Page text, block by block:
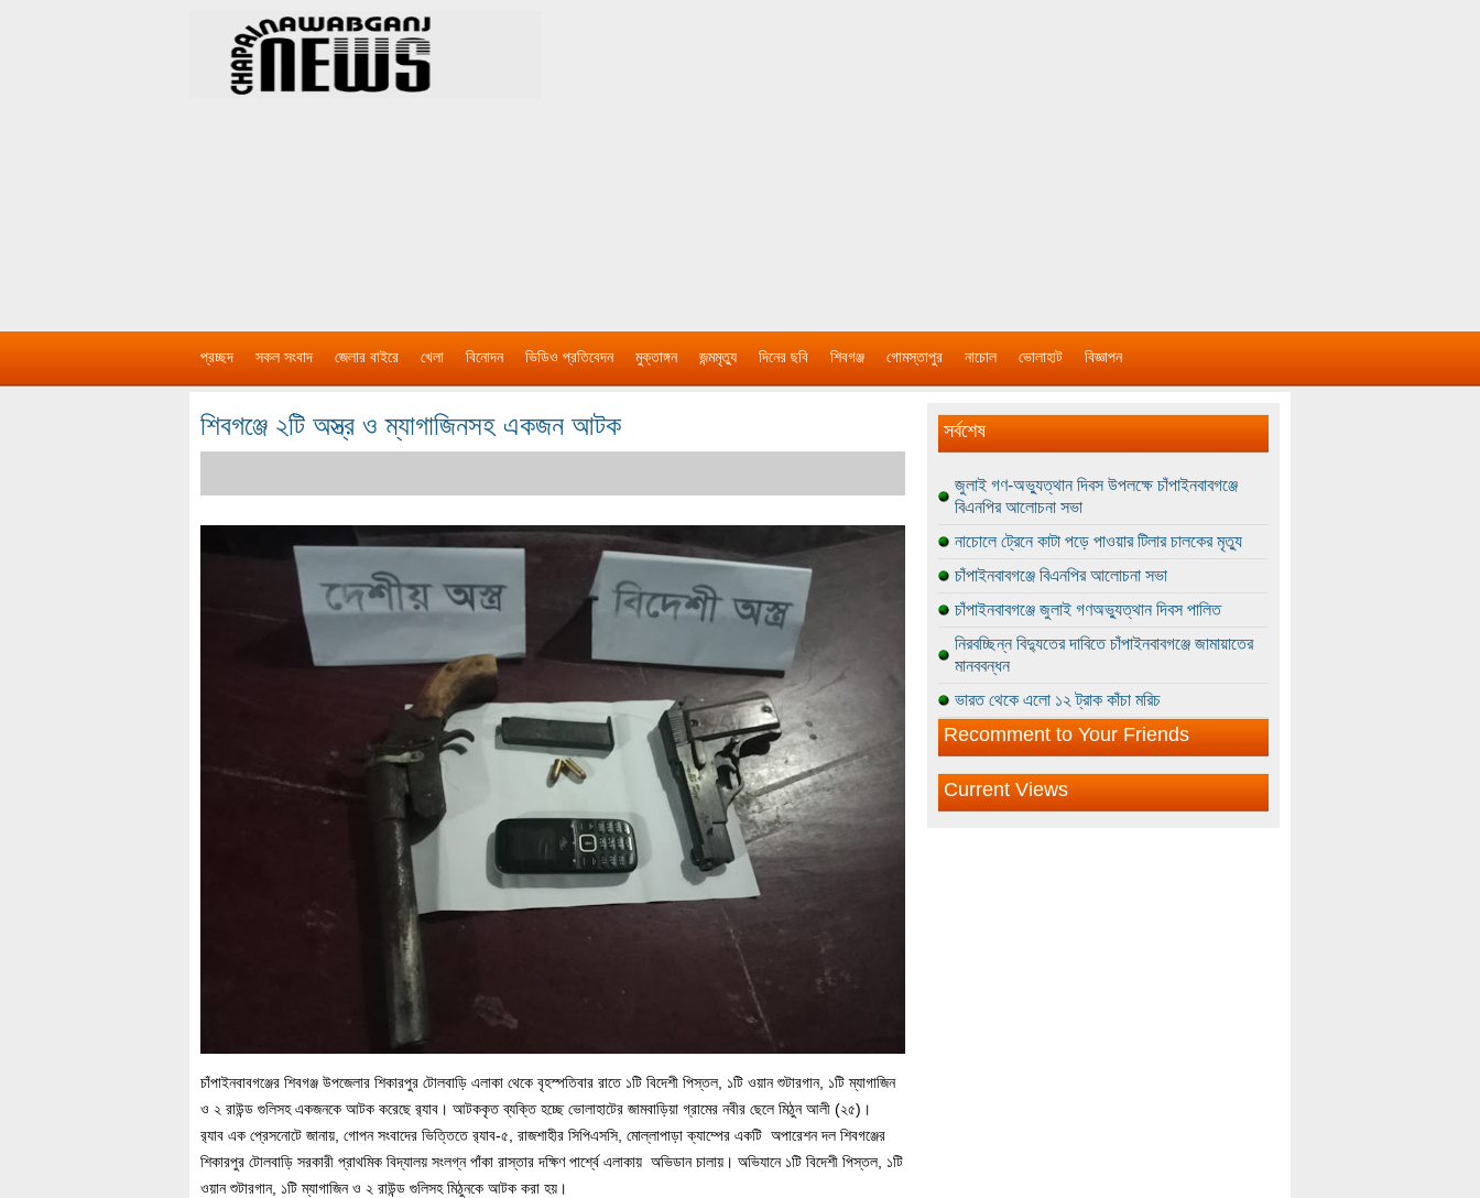
প্রচ্ছদ সকল সংবাদ জেলার বাইরে খেলা বিনোদন ভিডিও প্রতিবেদন মুক্তাঙ্গন জন্মমৃত্যু দিনের ছবি শিবগঞ্জ গোমস্তাপুর নাচোল ভোলাহাট বিজ্ঞাপন
শিবগঞ্জে ২টি অস্ত্র ও ম্যাগাজিনসহ একজন আটক
চাঁপাইনবাবগঞ্জের শিবগঞ্জ উপজেলার শিকারপুর টোলবাড়ি এলাকা থেকে বৃহস্পতিবার রাতে ১টি বিদেশী পিস্তল, ১টি ওয়ান শুটারগান, ১টি ম্যাগাজিন
ও ২ রাউন্ড গুলিসহ একজনকে আটক করেছে র‌্যাব। আটককৃত ব্যক্তি হচ্ছে ভোলাহাটের জামবাড়িয়া গ্রামের নবীর ছেলে মিঠুন আলী (২৫)।
র‌্যাব এক প্রেসনোটে জানায়, গোপন সংবাদের ভিত্তিতে র‌্যাব-৫, রাজশাহীর সিপিএসসি, মোল্লাপাড়া ক্যাম্পের একটি অপারেশন দল শিবগঞ্জের
শিকারপুর টোলবাড়ি সরকারী প্রাথমিক বিদ্যালয় সংলগ্ন পাঁকা রাস্তার দক্ষিণ পার্শ্বে এলাকায় অভিডান চালায়। অভিযানে ১টি বিদেশী পিস্তল, ১টি
ওয়ান শুটারগান, ১টি ম্যাগাজিন ও ২ রাউন্ড গুলিসহ মিঠুনকে আটক করা হয়।
সর্বশেষ
জুলাই গণ-অভ্যুত্থান দিবস উপলক্ষে চাঁপাইনবাবগঞ্জে
বিএনপির আলোচনা সভা
নাচোলে ট্রেনে কাটা পড়ে পাওয়ার টিলার চালকের মৃত্যু
চাঁপাইনবাবগঞ্জে বিএনপির আলোচনা সভা
চাঁপাইনবাবগঞ্জে জুলাই গণঅভ্যুত্থান দিবস পালিত
নিরবচ্ছিন্ন বিদ্যুতের দাবিতে চাঁপাইনবাবগঞ্জে জামায়াতের
মানববন্ধন
ভারত থেকে এলো ১২ ট্রাক কাঁচা মরিচ
Recomment to Your Friends
Current Views